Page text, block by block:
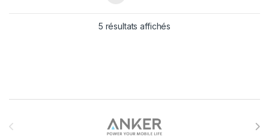
5 résultats affichés